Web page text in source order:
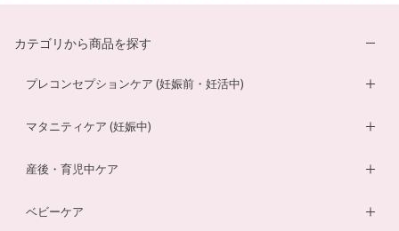
カテゴリから商品を探す
プレコンセプションケア (妊娠前・妊活中)
妊活サプリ
男性妊活サプリ
マタニティケア (妊娠中)
葉酸サプリ
ルイボスティー
産後・育児中ケア
DHA・EPAサプリ
ベビーケア